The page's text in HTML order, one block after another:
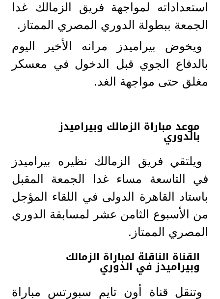
استعداداته لمواجهة فريق الزمالك غدا
الجمعة ببطولة الدوري المصري الممتاز.
ويخوض بيراميدز مرانه الأخير اليوم
بالدفاع الجوي قبل الدخول في معسكر
مغلق حتى مواجهة الغد.
موعد مباراة الزمالك وبيراميدز
بالدوري
ويلتقي فريق الزمالك نظيره بيراميدز
في التاسعة مساء غدا الجمعة المقبل
باستاد القاهرة الدولى في اللقاء المؤجل
من الأسبوع الثامن عشر لمسابقة الدوري
المصري الممتاز.
القناة الناقلة لمباراة الزمالك
وبيراميدز في الدوري
وتنقل قناة أون تايم سبورتس مباراة